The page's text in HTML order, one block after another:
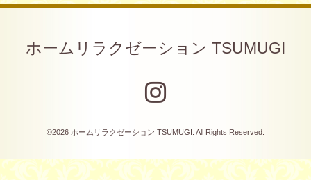
ホームリラクゼーション TSUMUGI
©2026 ホームリラクゼーション TSUMUGI . All Rights Reserved.